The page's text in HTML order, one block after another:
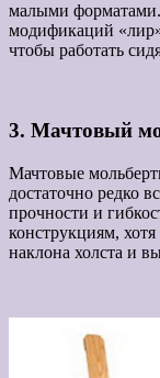
малыми форматами.
модификаций
чтобы работать
3. Мачтовый
Мачтовые
достаточно редко
прочности и
конструкциям,
наклона холста и